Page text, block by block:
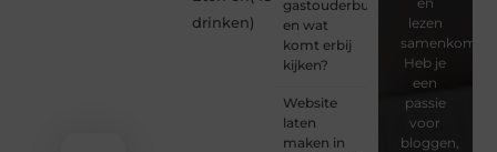
drinken)
gastouderbureau
en wat
komt erbij
kijken?
Website
laten
maken in
lezen
samenkomen.
Heb je
een
passie
voor
bloggen,